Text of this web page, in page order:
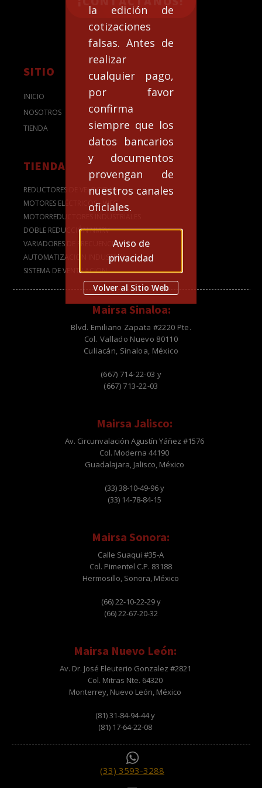
la edición de
cotizaciones
falsas. Antes de
realizar
cualquier pago,
por favor
confirma
siempre que los
datos bancarios
y documentos
provengan de
nuestros canales
oficiales.
Aviso de
privacidad
Volver al Sitio Web
SITIO
INICIO
NOSOTROS
TIENDA
TIENDA
REDUCTORES DE VELOCIDAD
MOTORES ELÉCTRICOS - WEG
MOTORREDUCTORES INDUSTRIALES
DOBLE REDUCCIÓN NMRV
VARIADORES DE FRECUENCIA
AUTOMATIZACION INDUSTRIAL
SISTEMA DE VENTILACION
Mairsa Sinaloa:
Blvd. Emiliano Zapata #2220 Pte.
Col. Vallado Nuevo 80110
Culiacán, Sinaloa, México
(667) 714-22-03 y
(667) 713-22-03
Mairsa Jalisco:
Av. Circunvalación Agustín Yáñez #1576
Col. Moderna 44190
Guadalajara, Jalisco, México
(33) 38-10-49-96 y
(33) 14-78-84-15
Mairsa Sonora:
Calle Suaqui #35-A
Col. Pimentel C.P. 83188
Hermosillo, Sonora, México
(66) 22-10-22-29 y
(66) 22-67-20-32
Mairsa Nuevo León:
Av. Dr. José Eleuterio Gonzalez #2821
Col. Mitras Nte. 64320
Monterrey, Nuevo León, México
(81) 31-84-94-44 y
(81) 17-64-22-08
(33) 3593-3288